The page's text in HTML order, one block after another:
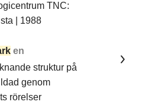
TNC:
| 1988
en
struktur på
genom
rörelser